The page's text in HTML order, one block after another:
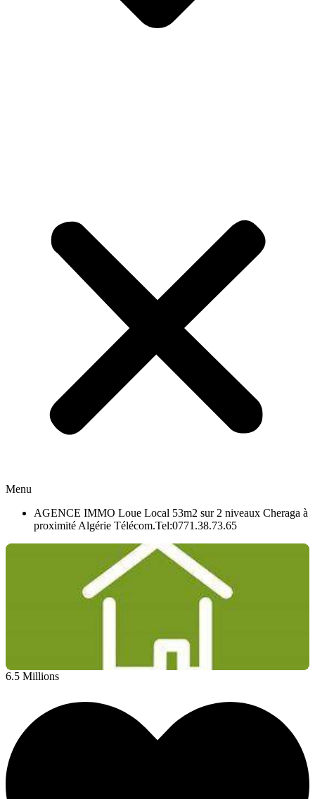
Menu
AGENCE IMMO Loue Local 53m2 sur 2 niveaux Cheraga à
proximité Algérie Télécom.Tel:0771.38.73.65
6.5 Millions